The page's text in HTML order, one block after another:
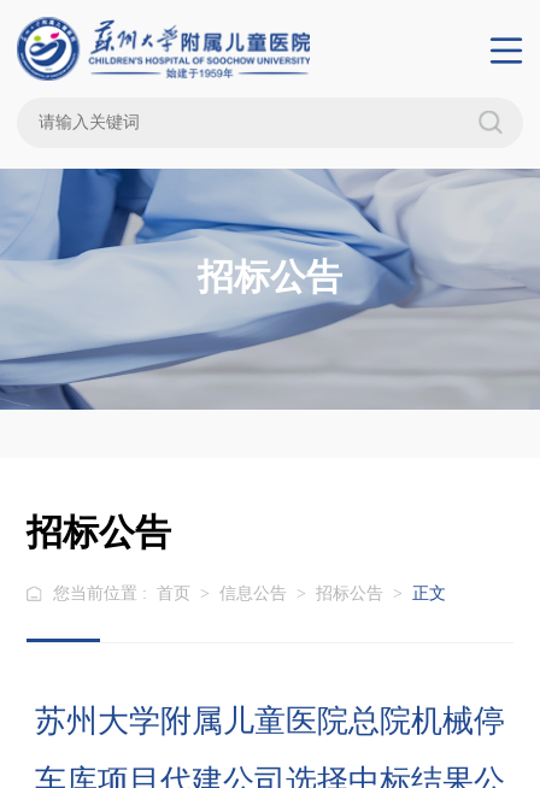
招标公告
招标公告
您当前位置 : 首页 > 信息公告 > 招标公告 > 正文
苏州大学附属儿童医院总院机械停